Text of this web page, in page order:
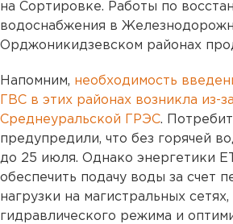
на Сортировке. Работы по
водоснабжения в
Орджоникидзевском районах
Напомним, необходимость
ГВС в этих районах возникла из-
Среднеуральской ГРЭС.
предупредили, что без горячей
до 25 июля. Однако энергетики
обеспечить подачу воды за счет
нагрузки на магистральных
гидравлического режима и